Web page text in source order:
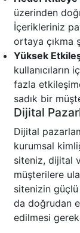
üzerinden
İçerikleriniz
ortaya çıkma
Yüksek
fazla
sadık bir
Dijital
Dijital
kurumsal
siteniz, dijital
müşterilere
sitenizin güçlü
da doğrudan
edilmesi